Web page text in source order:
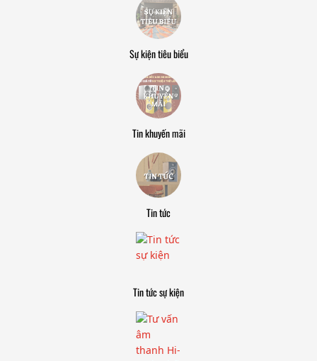
Sự kiện tiêu biểu
Tin khuyến mãi
Tin tức
Tin tức sự kiện